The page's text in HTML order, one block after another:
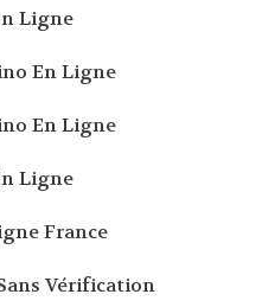
Ligne
En Ligne
En Ligne
Ligne
France
Vérification